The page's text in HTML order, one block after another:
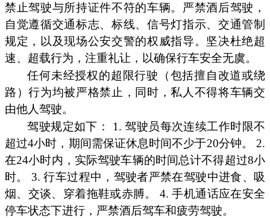
禁止驾驶与所持证件不符的车辆。严禁酒后驾驶，
自觉遵循交通标志、标线、信号灯指示、交通管制
规定，以及现场公安交警的权威指导。坚决杜绝超
速、超载行为，注重礼让，以确保行车安全无虞。
任何未经授权的超限行驶（包括擅自改道或绕
路）行为均被严格禁止，同时，私人不得将车辆交
由他人驾驶。
驾驶规定如下： 1. 驾驶员每次连续工作时限不
超过4小时，期间需保证休息时间不少于20分钟。 2.
在24小时内，实际驾驶车辆的时间总计不得超过8小
时。 3. 行车过程中，驾驶者严禁在驾驶中进食、吸
烟、交谈、穿着拖鞋或赤膊。 4. 手机通话应在安全
停车状态下进行，严禁酒后驾车和疲劳驾驶。